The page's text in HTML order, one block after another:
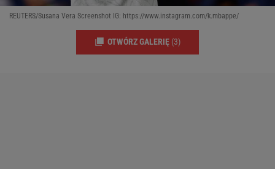
REUTERS/Susana Vera Screenshot IG: https://www.instagram.com/k.mbappe/
OTWÓRZ GALERIĘ (3)